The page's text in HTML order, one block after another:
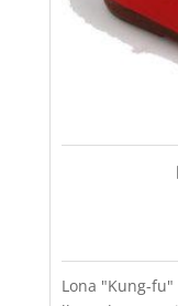
Lona "Kung-